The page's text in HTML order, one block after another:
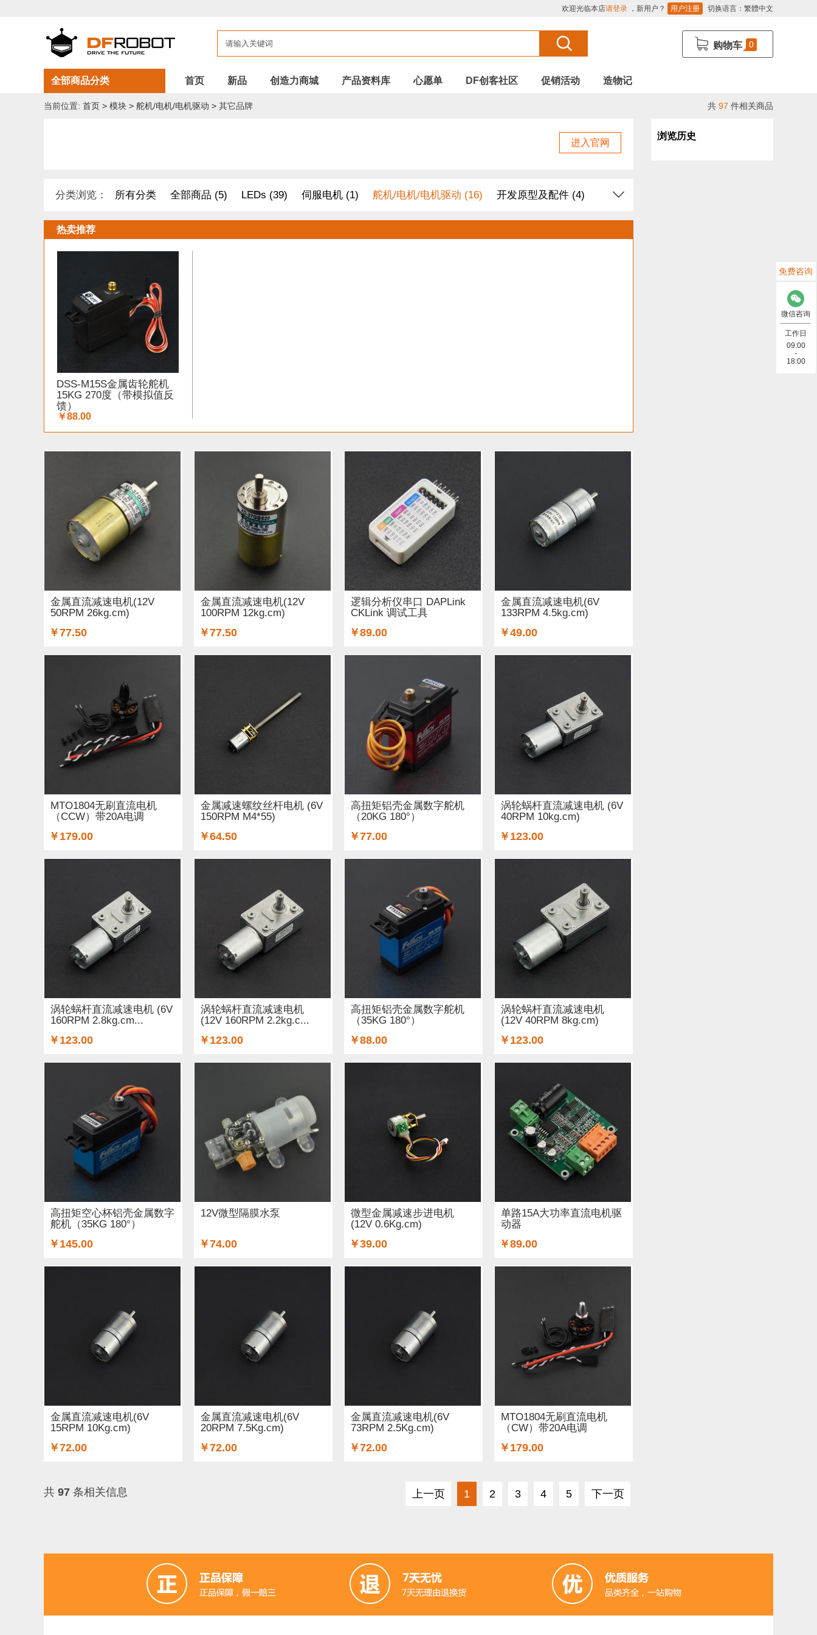
欢迎光临本店请登录 ，新用户？ 用户注册 切换语言： 繁體中文
购物车 0
全部商品分类 首页 新品 创造力商城 产品资料库 心愿单 DF创客社区 促销活动 造物记
当前位置: 首页 > 模块 > 舵机/电机/电机驱动 > 其它品牌 共 97 件相关商品
进入官网
分类浏览： 所有分类 全部商品 (5) LEDs (39) 伺服电机 (1) 舵机/电机/电机驱动 (16) 开发原型及配件 (4)
DF纪念品/书籍/套餐 (1)
ARM (1) 电子器件 (20)
Lilypad（弃用） (4) 排针排母 (1)
电源模块 (38) 外壳&保护套 (29)
加速度传感器 (2) 直流电机驱动器 (8)
其他传感器 (9) RFID (4)
串口 (1) 压力传感器 (8) 其他开发板 (35) 编码器 (1) 螺丝和螺母 (15) 轮子 (10) Xbee / Zigbee (2) Lora (4)
直流电机 (58) 运动传感器 (1) 继电器 (1) 太阳能 (3)
其他电子器件 (3) 其他线材 (25) e-Health传感器 (2) 屏幕和显示器 (4) 其它（弃用） (3) 无线电（射频） (4)
GSM/GPRS/GPS (3) 3D 打印机及配件 (17) 空气传感器 (5) 磁传感器 (6)
心愿单 (3) 套餐 (8)
二极管和三极管 (1) 以太网电缆 (1) AA电池 (15) micro:bit 套件 (11) OLEDs (3) 其他扩展板 (3) WiFi (15)
热卖推荐
DSS-M15S金属齿轮舵机
15KG 270度（带模拟值反
馈）
￥88.00
金属直流减速电机(12V
50RPM 26kg.cm)
￥77.50
金属直流减速电机(12V
100RPM 12kg.cm)
￥77.50
逻辑分析仪串口 DAPLink
CKLink 调试工具
￥89.00
金属直流减速电机(6V
133RPM 4.5kg.cm)
￥49.00
MTO1804无刷直流电机
（CCW）带20A电调
￥179.00
金属减速螺纹丝杆电机 (6V
150RPM M4*55)
￥64.50
高扭矩铝壳金属数字舵机
（20KG 180°）
￥77.00
涡轮蜗杆直流减速电机 (6V
40RPM 10kg.cm)
￥123.00
涡轮蜗杆直流减速电机 (6V
160RPM 2.8kg.cm...
￥123.00
涡轮蜗杆直流减速电机
(12V 160RPM 2.2kg.c...
￥123.00
高扭矩铝壳金属数字舵机
（35KG 180°）
￥88.00
涡轮蜗杆直流减速电机
(12V 40RPM 8kg.cm)
￥123.00
高扭矩空心杯铝壳金属数字
舵机（35KG 180°）
￥145.00
12V微型隔膜水泵
￥74.00
微型金属减速步进电机
(12V 0.6Kg.cm)
￥39.00
单路15A大功率直流电机驱
动器
￥89.00
金属直流减速电机(6V
15RPM 10Kg.cm)
￥72.00
金属直流减速电机(6V
20RPM 7.5Kg.cm)
￥72.00
金属直流减速电机(6V
73RPM 2.5Kg.cm)
￥72.00
MTO1804无刷直流电机
（CW）带20A电调
￥179.00
共 97 条相关信息 上一页 1 2 3 4 5 下一页
浏览历史
免费咨询
微信咨询
工作日
09:00
-
18:00